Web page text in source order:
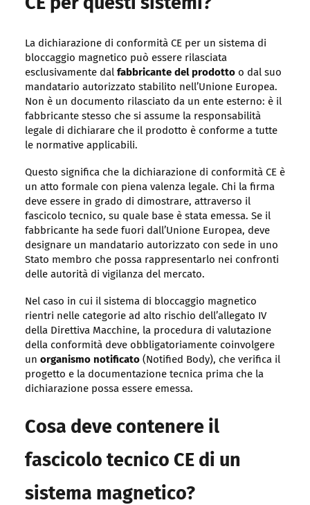
CE per questi sistemi?
La dichiarazione di conformità CE per un sistema di
bloccaggio magnetico può essere rilasciata
esclusivamente dal fabbricante del prodottoo dal suo
mandatario autorizzato stabilito nell’Unione Europea.
Non è un documento rilasciato da un ente esterno: è il
fabbricante stesso che si assume la responsabilità
legale di dichiarare che il prodotto è conforme a tutte
le normative applicabili.
Questo significa che la dichiarazione di conformità CE è
un atto formale con piena valenza legale. Chi la firma
deve essere in grado di dimostrare, attraverso il
fascicolo tecnico, su quale base è stata emessa. Se il
fabbricante ha sede fuori dall’Unione Europea, deve
designare un mandatario autorizzato con sede in uno
Stato membro che possa rappresentarlo nei confronti
delle autorità di vigilanza del mercato.
Nel caso in cui il sistema di bloccaggio magnetico
rientri nelle categorie ad alto rischio dell’allegato IV
della Direttiva Macchine, la procedura di valutazione
della conformità deve obbligatoriamente coinvolgere
un organismo notificato(Notified Body), che verifica il
progetto e la documentazione tecnica prima che la
dichiarazione possa essere emessa.
Cosa deve contenere il
fascicolo tecnico CE di un
sistema magnetico?